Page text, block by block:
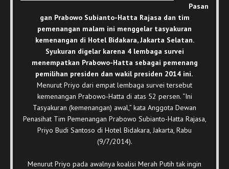
Pasan
gan Prabowo Subianto-Hatta Rajasa dan tim
pemenangan malam ini menggelar tasyakuran
kemenangan di Hotel Bidakara, Jakarta Selatan.
Syukuran digelar karena 4 lembaga survei
menempatkan Prabowo-Hatta sebagai pemenang
pemilihan presiden dan wakil presiden 2014 ini.
Menurut Priyo dari empat lembaga survei tersebut
kemenangan Prabowo-Hatta di atas 52 persen. “Ini
Tasyakuran (kemenangan) awal,” kata Anggota Dewan
Penasihat Tim Pemenangan Prabowo Subianto-Hatta Rajasa,
Priyo Budi Santoso di Hotel Bidakara, Jakarta, Rabu
(9/7/2014).
Menurut Priyo pada awalnya koalisi Merah Putih tak ingin